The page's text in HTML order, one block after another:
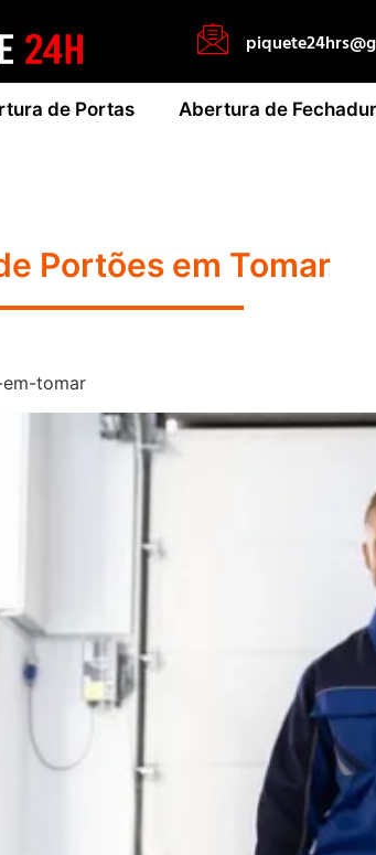
de Portas Abertura de
Portões em Tomar
tomar